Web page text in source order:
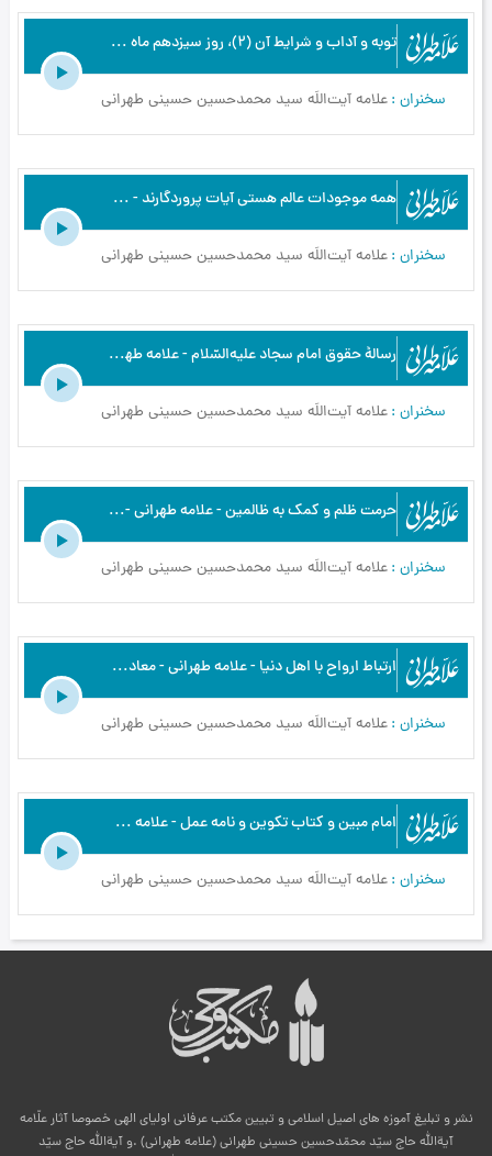
توبه و آداب و شرايط آن (2)، روز سيزدهم ماه مبارك رمضان سال 1397ه .ق - علامه طهرانی - مواعظ رمضان 1397 - ج7
سخنران علامه آیت‌اللَه سید محمدحسین حسینی طهرانی
همه موجودات عالم هستى آیات پروردگارند - علامه طهرانی - تفسیر آیه نور - ج5
سخنران علامه آیت‌اللَه سید محمدحسین حسینی طهرانی
رسالۀ حقوق امام سجاد علیه‌السّلام - علامه طهرانی - رسالۀ حقوق امام سجاد علیه‌السلام - ج4
سخنران علامه آیت‌اللَه سید محمدحسین حسینی طهرانی
حرمت ظلم و کمک به ظالمین - علامه طهرانی - مبانی اخلاق - ج12
سخنران علامه آیت‌اللَه سید محمدحسین حسینی طهرانی
ارتباط ارواح با اهل دنیا - علامه طهرانی - معادشناسی - ج6
سخنران علامه آیت‌اللَه سید محمدحسین حسینی طهرانی
امام مبين و كتاب تكوين و نامه عمل - علامه طهرانی - معادشناسی - ج18
سخنران علامه آیت‌اللَه سید محمدحسین حسینی طهرانی
نشر و تبلیغ آموزه های اصیل اسلامی و تبیین مکتب عرفانی اولیای الهی خصوصا آثار علّامه
آیةالله حاج سیّد محمّدحسین حسینی طهرانی (علامه طهرانی) .و آیةالله حاج سیّد